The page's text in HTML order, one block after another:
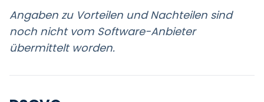
Angaben zu Vorteilen und Nachteilen sind
noch nicht vom Software-Anbieter
übermittelt worden.